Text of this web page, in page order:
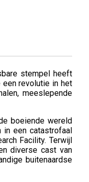
stempel heeft
revolutie in het
meeslepende
boeiende wereld
in een catastrofaal
Facility. Terwijl
diverse cast van
buitenaardse